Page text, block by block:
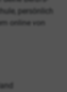
persönlich
online von